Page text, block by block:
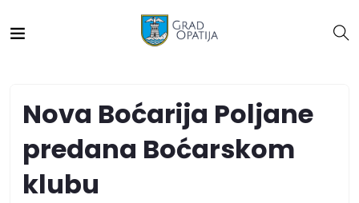
Nova Boćarija Poljane
predana Boćarskom
klubu